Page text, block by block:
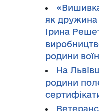
як дружина
Ірина
родини
На
родини